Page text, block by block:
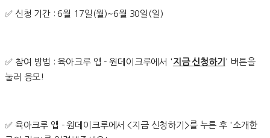
✅ 신청 기간 : 6월 17일(월)~6월 30일(일)
✅ 참여 방법 : 육아크루 앱 - 원데이크루에서 ' 지금 신청하기 ' 버튼을
눌러 응모!
✅ 육아크루 앱 - 원데이크루에서 <지금 신청하기>를 누른 후 '소개한